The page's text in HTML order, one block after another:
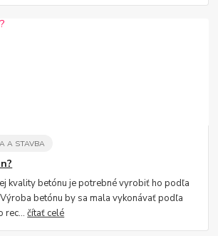
A STAVBA
kvality betónu je potrebné vyrobiť ho podľa
betónu by sa mala vykonávať podľa
rec...čítať celé